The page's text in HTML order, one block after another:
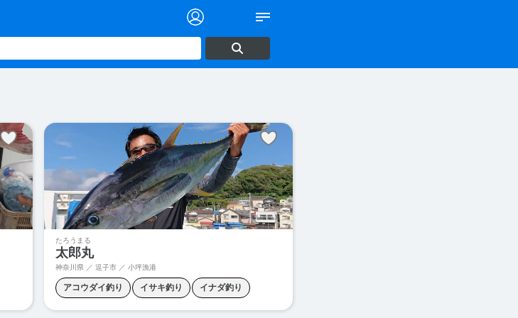
たろうまる
太郎丸
神奈川県 ／ 逗子市 ／ 小坪漁港
アコウダイ釣り イサキ釣り イナダ釣り
ウイリー五目 カツオ釣り キンメダイ釣り